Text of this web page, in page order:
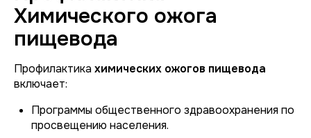
Химического ожога
пищевода
Профилактика химических ожогов пищевода
включает:
Программы общественного здравоохранения по
просвещению населения.